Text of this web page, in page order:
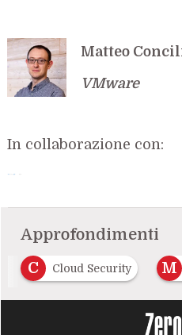
Matteo
VMware
In collaborazione con:
Approfondimenti
C
Cloud Security M